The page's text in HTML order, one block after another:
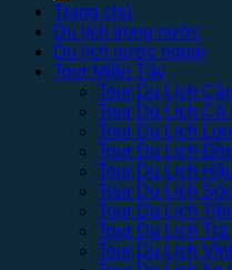
Trang chủ
Du lịch trong nước
Du lịch nước ngoài
Tour Miền Tây
Tour Du Lịch
Tour Du Lịch Cà
Tour Du Lịch
Tour Du Lịch
Tour Du Lịch
Tour Du Lịch
Tour Du Lịch
Tour Du Lịch Trà
Tour Du Lịch